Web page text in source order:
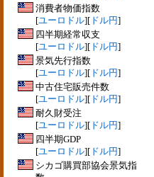
消費者物価指数
[ユーロドル][ ドル円]
四半期経常収支
[ユーロドル][ ドル円]
景気先行指数
[ユーロドル][ ドル円]
中古住宅販売件数
[ユーロドル][ ドル円]
耐久財受注
[ユーロドル][ ドル円]
四半期GDP
[ユーロドル][ ドル円]
シカゴ購買部協会景気指